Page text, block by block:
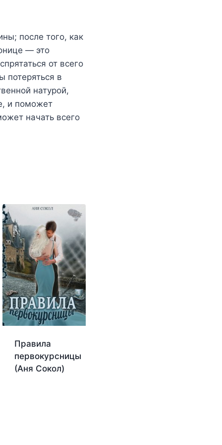
после того, как
— это
от всего
потеряться в
натурой,
и поможет
начать всего
Правила
первокурсницы
(Аня Сокол)